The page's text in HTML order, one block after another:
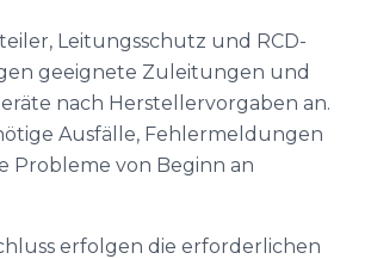
Leitungsschutz und RCD-
geeignete Zuleitungen und
nach Herstellervorgaben an.
Ausfälle, Fehlermeldungen
Probleme von Beginn an
erfolgen die erforderlichen